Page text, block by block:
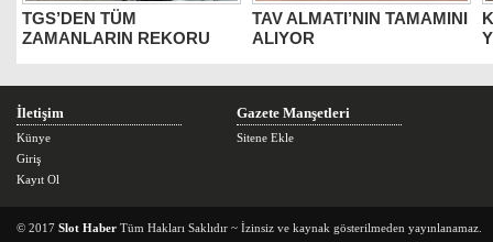
TGS’DEN TÜM
ZAMANLARIN REKORU
TAV ALMATI’NIN TAMAMINI
ALIYOR
İletişim
Künye
Giriş
Kayıt Ol
Gazete Manşetleri
Sitene Ekle
© 2017 Slot Haber Tüm Hakları Saklıdır ~ İzinsiz ve kaynak gösterilmeden yayınlanamaz.